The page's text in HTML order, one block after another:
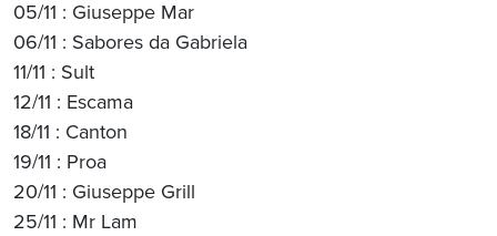
05/11 : Giuseppe Mar
06/11 : Sabores da Gabriela
11/11 : Sult
12/11 : Escama
18/11 : Canton
19/11 : Proa
20/11 : Giuseppe Grill
25/11 : Mr Lam